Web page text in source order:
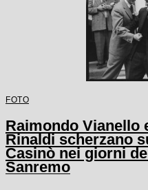
FOTO
Raimondo Vianello
Rinaldi scherzano
Casinò nei giorni
Sanremo